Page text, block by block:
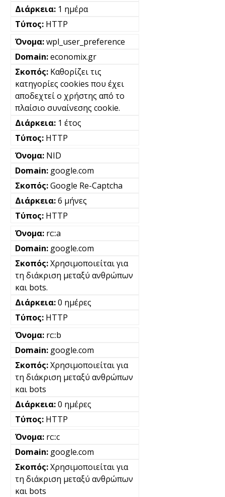
1 ημέρα
HTTP
wpl_user_preference
economix.gr
Καθορίζει τις
κατηγορίες cookies που έχει
αποδεχτεί ο χρήστης από το
πλαίσιο συναίνεσης cookie.
1 έτος
HTTP
NID
google.com
Google Re-Captcha
6 μήνες
HTTP
rc::a
google.com
Χρησιμοποιείται για
τη διάκριση μεταξύ ανθρώπων
και bots.
0 ημέρες
HTTP
rc::b
google.com
Χρησιμοποιείται για
τη διάκριση μεταξύ ανθρώπων
και bots
0 ημέρες
HTTP
rc::c
google.com
Χρησιμοποιείται για
τη διάκριση μεταξύ ανθρώπων
και bots